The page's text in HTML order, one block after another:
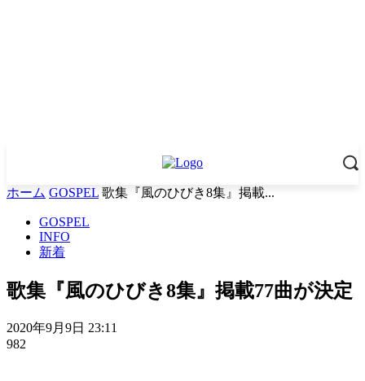
ホーム GOSPEL 歌集『風のひびき8集』掲載...
GOSPEL
INFO
新着
歌集『風のひびき8集』掲載77曲が決定
2020年9月9日 23:11
982